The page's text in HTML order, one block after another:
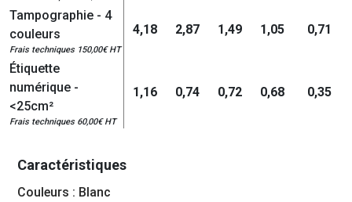
Tampographie - 4
couleurs
Frais techniques 150,00€ HT
4,18 2,87 1,49 1,05 0,71
Étiquette
numérique -
<25cm²
Frais techniques 60,00€ HT
1,16 0,74 0,72 0,68 0,35
Caractéristiques
Couleurs : Blanc